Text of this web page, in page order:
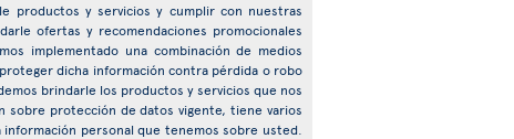
productos y servicios y cumplir con nuestras
ofertas y recomendaciones promocionales
implementado una combinación de medios
dicha información contra pérdida o robo
brindarle los productos y servicios que nos
sobre protección de datos vigente, tiene varios
personal que tenemos sobre usted.